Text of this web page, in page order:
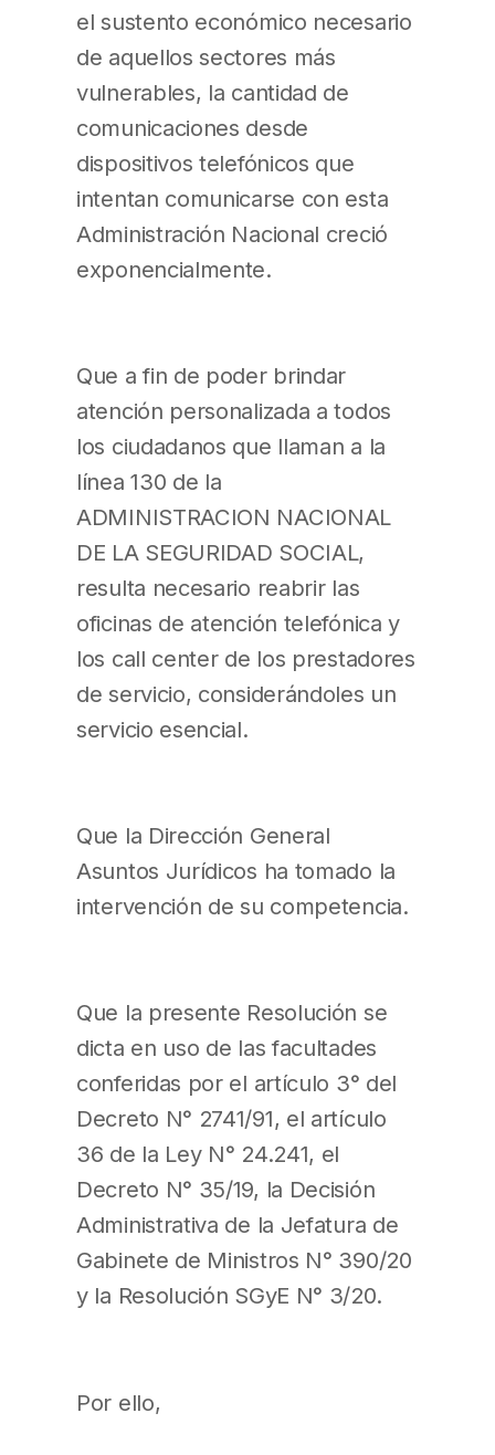
el sustento económico necesario
de aquellos sectores más
vulnerables, la cantidad de
comunicaciones desde
dispositivos telefónicos que
intentan comunicarse con esta
Administración Nacional creció
exponencialmente.
Que a fin de poder brindar
atención personalizada a todos
los ciudadanos que llaman a la
línea 130 de la
ADMINISTRACION NACIONAL
DE LA SEGURIDAD SOCIAL,
resulta necesario reabrir las
oficinas de atención telefónica y
los call center de los prestadores
de servicio, considerándoles un
servicio esencial.
Que la Dirección General
Asuntos Jurídicos ha tomado la
intervención de su competencia.
Que la presente Resolución se
dicta en uso de las facultades
conferidas por el artículo 3° del
Decreto N° 2741/91, el artículo
36 de la Ley N° 24.241, el
Decreto N° 35/19, la Decisión
Administrativa de la Jefatura de
Gabinete de Ministros N° 390/20
y la Resolución SGyE N° 3/20.
Por ello,